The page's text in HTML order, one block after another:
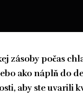
zásoby počas
ako náplň do
aby ste uvarili